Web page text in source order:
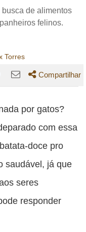
de alimentos
felinos.
Torres
publicação
esta
publicação
Compartilhar
por gatos?
com essa
doce pro
saudável, já que
seres
responder